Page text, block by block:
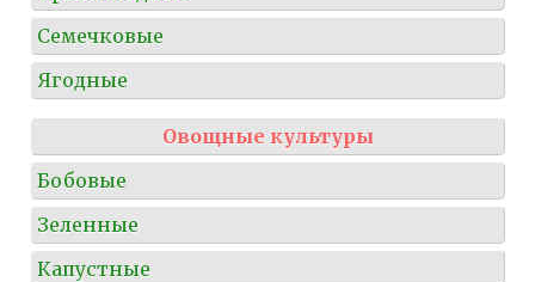
Семечковые
Ягодные
Овощные культуры
Бобовые
Зеленные
Капустные